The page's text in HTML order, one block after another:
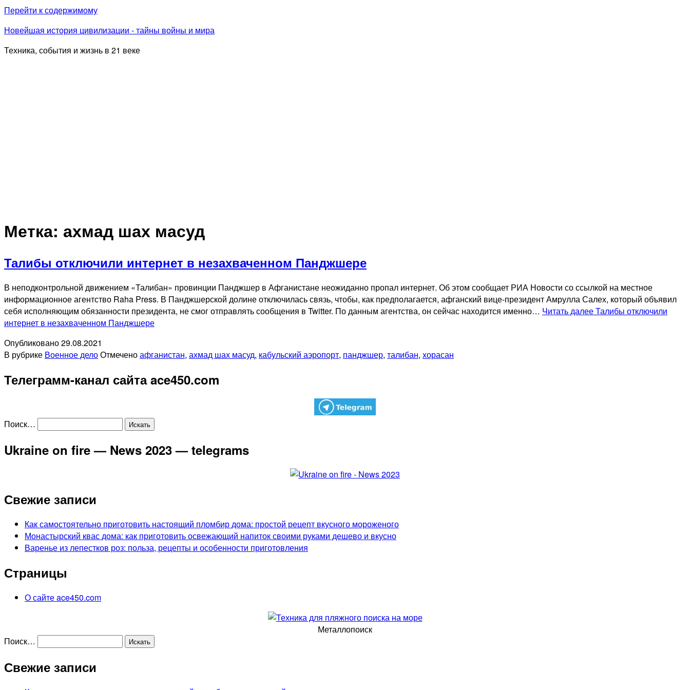
Перейти к содержимому
Новейшая история цивилизации - тайны войны и мира
Техника, события и жизнь в 21 веке
Метка: ахмад шах масуд
Талибы отключили интернет в незахваченном Панджшере
В неподконтрольной движением «Талибан» провинции Панджшер в Афганистане неожиданно пропал интернет. Об этом сообщает РИА Новости со ссылкой на местное
информационное агентство Raha Press. В Панджшерской долине отключилась связь, чтобы, как предполагается, афганский вице-президент Амрулла Салех, который объявил
себя исполняющим обязанности президента, не смог отправлять сообщения в Twitter. По данным агентства, он сейчас находится именно… Читать далееТалибы отключили
интернет в незахваченном Панджшере
Опубликовано29.08.2021
В рубрике Военное делоОтмеченоафганистан, ахмад шах масуд, кабульский аэропорт, панджшер, талибан, хорасан
Телеграмм-канал сайта ace450.com
Поиск…
Ukraine on fire — News 2023 — telegrams
Свежие записи
Как самостоятельно приготовить настоящий пломбир дома: простой рецепт вкусного мороженого
Монастырский квас дома: как приготовить освежающий напиток своими руками дешево и вкусно
Варенье из лепестков роз: польза, рецепты и особенности приготовления
Страницы
О сайте ace450.com
Металлопоиск
Поиск…
Свежие записи